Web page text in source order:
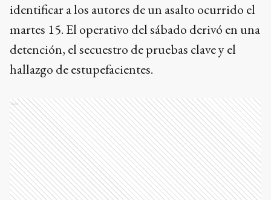
identificar a los autores de un asalto ocurrido el
martes 15. El operativo del sábado derivó en una
detención, el secuestro de pruebas clave y el
hallazgo de estupefacientes.
Ads